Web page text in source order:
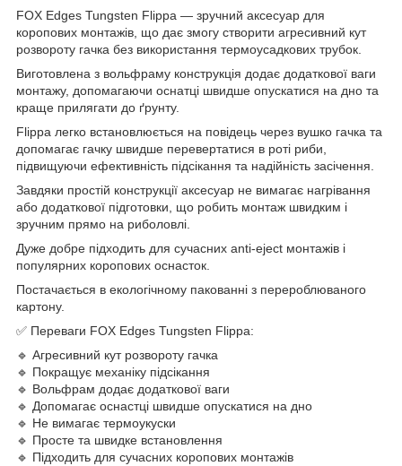
FOX Edges Tungsten Flippa — зручний аксесуар для
коропових монтажів, що дає змогу створити агресивний кут
розвороту гачка без використання термоусадкових трубок.
Виготовлена з вольфраму конструкція додає додаткової ваги
монтажу, допомагаючи оснатці швидше опускатися на дно та
краще прилягати до ґрунту.
Flippa легко встановлюється на повідець через вушко гачка та
допомагає гачку швидше перевертатися в роті риби,
підвищуючи ефективність підсікання та надійність засічення.
Завдяки простій конструкції аксесуар не вимагає нагрівання
або додаткової підготовки, що робить монтаж швидким і
зручним прямо на риболовлі.
Дуже добре підходить для сучасних anti-eject монтажів і
популярних коропових оснасток.
Постачається в екологічному пакованні з перероблюваного
картону.
✅ Переваги FOX Edges Tungsten Flippa:
🔹 Агресивний кут розвороту гачка
🔹 Покращує механіку підсікання
🔹 Вольфрам додає додаткової ваги
🔹 Допомагає оснастці швидше опускатися на дно
🔹 Не вимагає термоукуски
🔹 Просте та швидке встановлення
🔹 Підходить для сучасних коропових монтажів